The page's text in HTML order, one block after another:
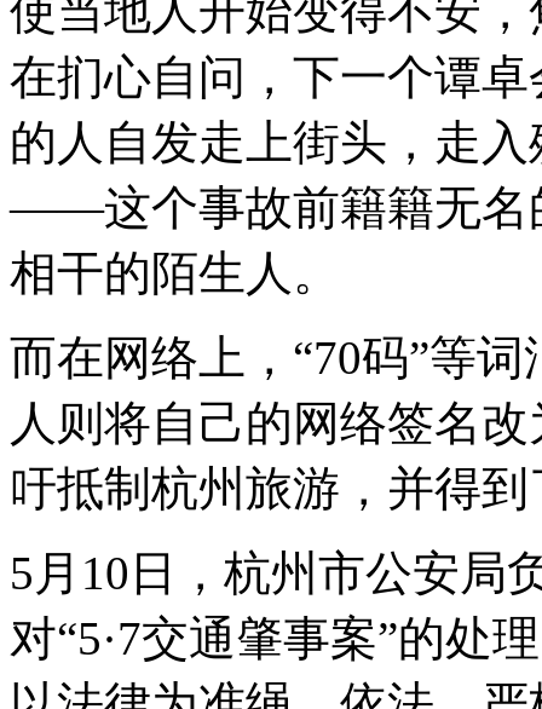
使当地人开始变得不安
在扪心自问，下一个谭
的人自发走上街头，走
——这个事故前籍籍无名
相干的陌生人。
而在网络上，“70码”等
人则将自己的网络签名
吁抵制杭州旅游，并得
5月10日，杭州市公安局
对“5·7交通肇事案”的处